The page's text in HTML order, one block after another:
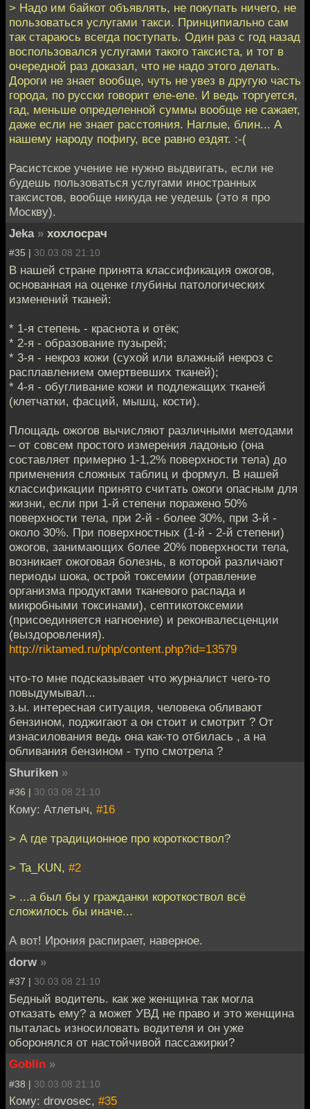
> Надо им байкот объявлять, не покупать ничего, не
пользоваться услугами такси. Принципиально сам
так стараюсь всегда поступать. Один раз с год назад
воспользовался услугами такого таксиста, и тот в
очередной раз доказал, что не надо этого делать.
Дороги не знает вообще, чуть не увез в другую часть
города, по русски говорит еле-еле. И ведь торгуется,
гад, меньше определенной суммы вообще не сажает,
даже если не знает расстояния. Наглые, блин... А
нашему народу пофигу, все равно ездят. :-(
Расистское учение не нужно выдвигать, если не
будешь пользоваться услугами иностранных
таксистов, вообще никуда не уедешь (это я про
Москву).
Jeka » хохлосрач
#35 | 30.03.08 21:10
В нашей стране принята классификация ожогов,
основанная на оценке глубины патологических
изменений тканей:
* 1-я степень - краснота и отёк;
* 2-я - образование пузырей;
* 3-я - некроз кожи (сухой или влажный некроз с
расплавлением омертвевших тканей);
* 4-я - обугливание кожи и подлежащих тканей
(клетчатки, фасций, мышц, кости).
Площадь ожогов вычисляют различными методами
– от совсем простого измерения ладонью (она
составляет примерно 1-1,2% поверхности тела) до
применения сложных таблиц и формул. В нашей
классификации принято считать ожоги опасным для
жизни, если при 1-й степени поражено 50%
поверхности тела, при 2-й - более 30%, при 3-й -
около 30%. При поверхностных (1-й - 2-й степени)
ожогов, занимающих более 20% поверхности тела,
возникает ожоговая болезнь, в которой различают
периоды шока, острой токсемии (отравление
организма продуктами тканевого распада и
микробными токсинами), септикотоксемии
(присоединяется нагноение) и реконвалесценции
(выздоровления).
http://riktamed.ru/php/content.php?id=13579
что-то мне подсказывает что журналист чего-то
повыдумывал...
з.ы. интересная ситуация, человека обливают
бензином, поджигают а он стоит и смотрит ? От
изнасилования ведь она как-то отбилась , а на
обливания бензином - тупо смотрела ?
Shuriken »
#36 | 30.03.08 21:10
Кому: Атлетыч, #16
> А где традиционное про короткоствол?
> Ta_KUN, #2
> ...а был бы у гражданки короткоствол всё
сложилось бы иначе...
А вот! Ирония распирает, наверное.
dorw »
#37 | 30.03.08 21:10
Бедный водитель. как же женщина так могла
отказать ему? а может УВД не право и это женщина
пыталась износиловать водителя и он уже
оборонялся от настойчивой пассажирки?
Goblin »
#38 | 30.03.08 21:10
Кому: drovosec, #35